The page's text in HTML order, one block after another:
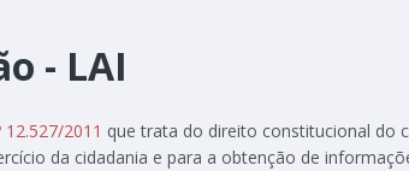
- LAI
12.527/2011 que trata do direito constitucional do
da cidadania e para a obtenção de